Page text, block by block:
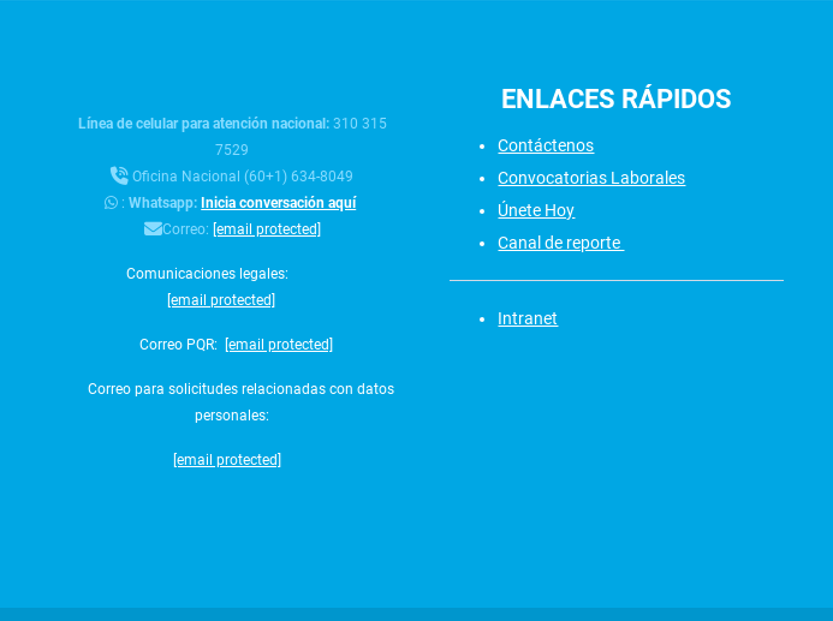
Línea de celular para atención nacional: 310 315
7529
Oficina Nacional (60+1) 634-8049
:Whatsapp: Inicia conversación aquí
Correo: [email protected]
Comunicaciones legales:
[email protected]
Correo PQR: [email protected]
Correo para solicitudes relacionadas con datos
personales:
[email protected]
ENLACES RÁPIDOS
Contáctenos
Convocatorias Laborales
Únete Hoy
Canal de reporte
Intranet